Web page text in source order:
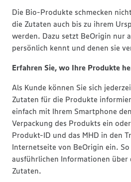
Die Bio-Produkte schmecken
die Zutaten auch bis zu ihrem
werden. Dazu setzt BeOrigin nur
persönlich kennt und denen sie
Erfahren Sie, wo Ihre Produkte
Als Kunde können Sie sich
Zutaten für die Produkte
einfach mit Ihrem Smartphone
Verpackung des Produkts ein
Produkt-ID und das MHD in den
Internetseite von BeOrigin ein. So
ausführlichen Informationen über
Zutaten.